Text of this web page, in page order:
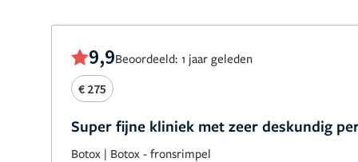
9,9Beoordeeld: 1 jaar geleden
€ 275
Super fijne kliniek met zeer deskundig
Botox | Botox - fronsrimpel